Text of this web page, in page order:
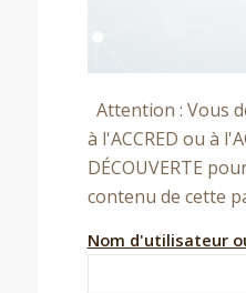
Attention : Vous
à l'ACCRED ou à
DÉCOUVERTE
contenu de cette
Nom d'utilisateur